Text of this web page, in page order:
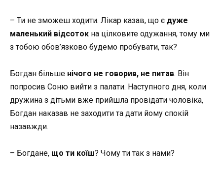
– Ти не зможеш ходити. Лікар казав, що є дуже
маленький відсоток на цілковите одужання, тому ми
з тобою обов’язково будемо пробувати, так?
Богдан більше нічого не говорив, не питав. Він
попросив Соню вийти з палати. Наступного дня, коли
дружина з дітьми вже прийшла провідати чоловіка,
Богдан наказав не заходити та дати йому спокій
назавжди.
– Богдане, що ти коїш? Чому ти так з нами?